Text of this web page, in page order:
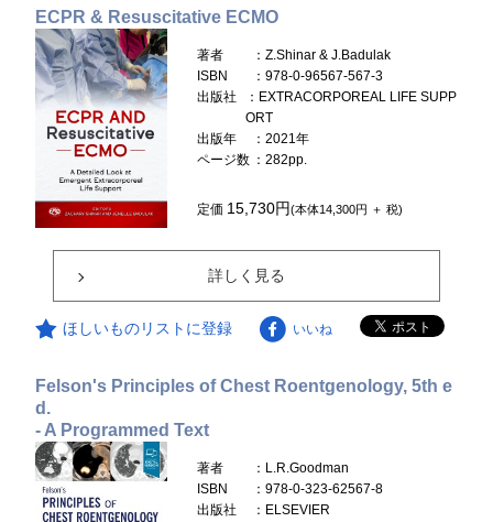
ECPR & Resuscitative ECMO
著者
：Z.Shinar & J.Badulak
ISBN
：978-0-96567-567-3
出版社
：EXTRACORPOREAL LIFE SUPP
ORT
出版年
：2021年
ページ数 ：282pp.
定価 15,730円(本体14,300円 ＋ 税)
詳しく見る
ほしいものリストに登録 いいね
Felson's Principles of Chest Roentgenology, 5th e
d.
- A Programmed Text
著者
：L.R.Goodman
ISBN
：978-0-323-62567-8
出版社
：ELSEVIER